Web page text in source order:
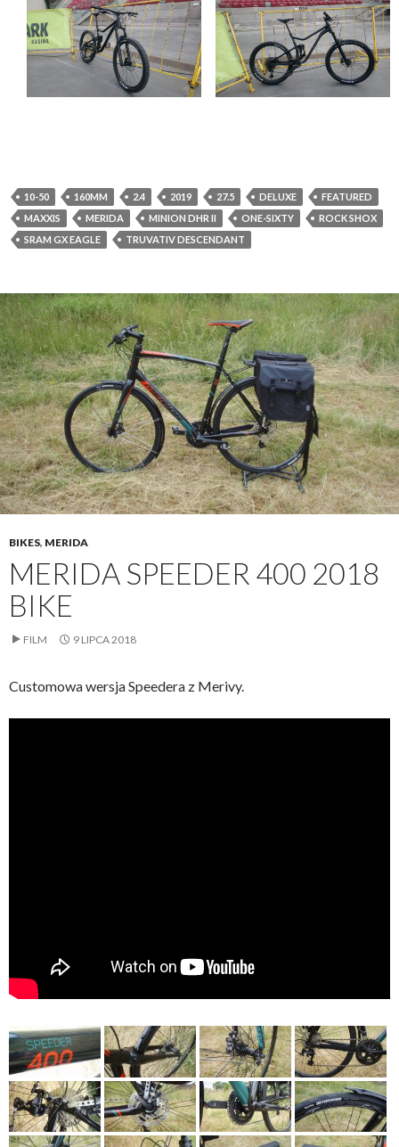
10-50 160MM 2.4 2019 27.5 DELUXE
FEATURED
MAXXIS
MERIDA MINION DHR II ONE-SIXTY
ROCK SHOX
SRAM GX EAGLE
TRUVATIV DESCENDANT
BIKES, MERIDA
MERIDA SPEEDER 400 2018
BIKE
FILM 9 LIPCA 2018
Customowa wersja Speedera z Merivy.